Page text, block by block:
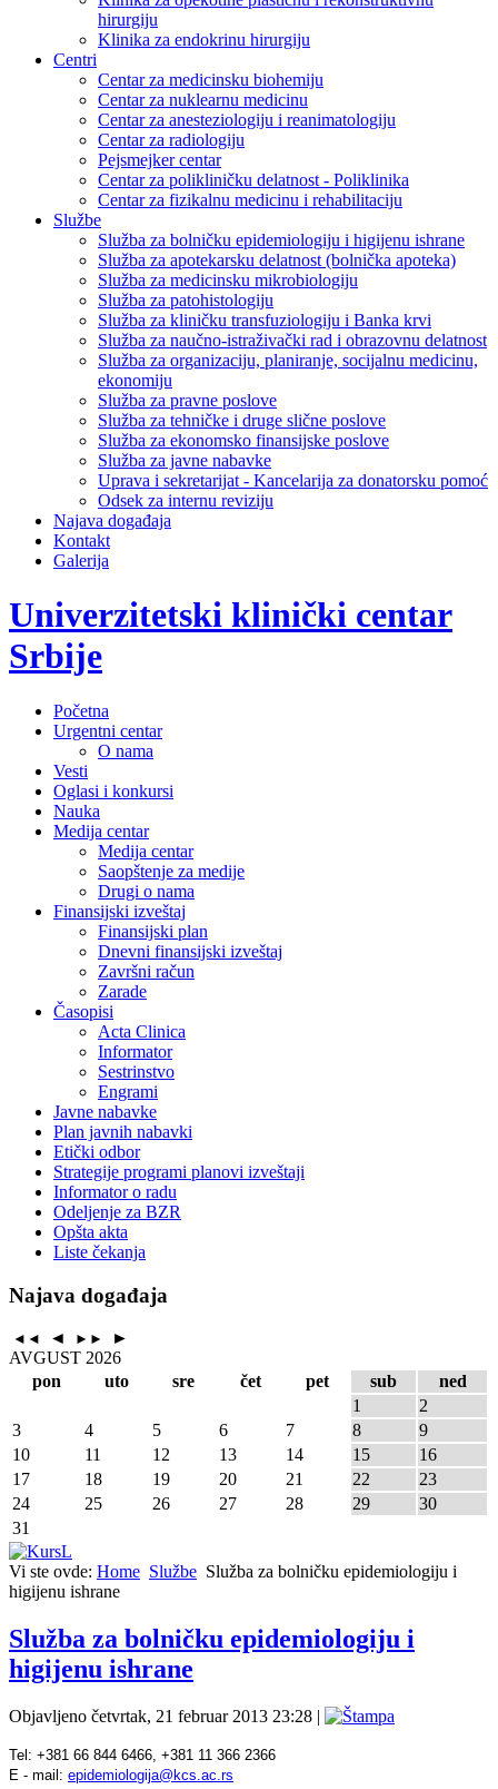
hirurgiju
Klinika za endokrinu hirurgiju
Centri
Centar za medicinsku biohemiju
Centar za nuklearnu medicinu
Centar za anesteziologiju i reanimatologiju
Centar za radiologiju
Pejsmejker centar
Centar za polikliničku delatnost - Poliklinika
Centar za fizikalnu medicinu i rehabilitaciju
Službe
Služba za bolničku epidemiologiju i higijenu ishrane
Služba za apotekarsku delatnost (bolnička apoteka)
Služba za medicinsku mikrobiologiju
Služba za patohistologiju
Služba za kliničku transfuziologiju i Banka krvi
Služba za naučno-istraživački rad i obrazovnu delatnost
Služba za organizaciju, planiranje, socijalnu medicinu,
ekonomiju
Služba za pravne poslove
Služba za tehničke i druge slične poslove
Služba za ekonomsko finansijske poslove
Služba za javne nabavke
Uprava i sekretarijat - Kancelarija za donatorsku pomoć
Odsek za internu reviziju
Najava događaja
Kontakt
Galerija
Univerzitetski klinički centar
Srbije
Početna
Urgentni centar
O nama
Vesti
Oglasi i konkursi
Nauka
Medija centar
Medija centar
Saopštenje za medije
Drugi o nama
Finansijski izveštaj
Finansijski plan
Dnevni finansijski izveštaj
Završni račun
Zarade
Časopisi
Acta Clinica
Informator
Sestrinstvo
Engrami
Javne nabavke
Plan javnih nabavki
Etički odbor
Strategije programi planovi izveštaji
Informator o radu
Odeljenje za BZR
Opšta akta
Liste čekanja
Najava događaja
◄◄ ◄ ►►
►
AVGUST 2026
pon
uto sre čet pet sub
ned
1
2
3
4 5 6 7 8
9
10
11 12 13 14 15
16
17
18 19 20 21 22
23
24
25 26 27 28 29
30
31
Vi ste ovde: Home Službe Služba za bolničku epidemiologiju i
higijenu ishrane
Služba za bolničku epidemiologiju i
higijenu ishrane
Objavljeno četvrtak, 21 februar 2013 23:28 |
Tel: +381 66 844 6466, +381 11 366 2366
E - mail: epidemiologija@kcs.ac.rs